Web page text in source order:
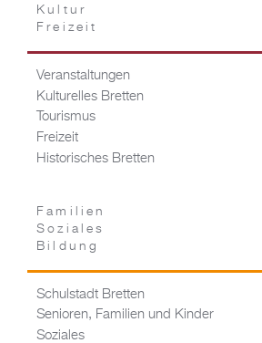
Kultur
Freizeit
Veranstaltungen
Kulturelles Bretten
Tourismus
Freizeit
Historisches Bretten
Familien
Soziales
Bildung
Schulstadt Bretten
Senioren, Familien und Kinder
Soziales